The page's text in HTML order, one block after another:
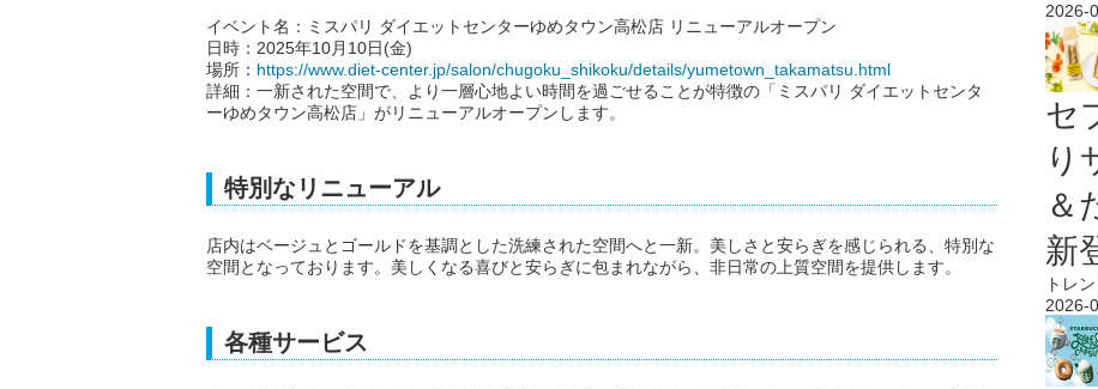
イベント名：ミスパリ ダイエットセンターゆめタウン高松店 リニューアルオープン
日時：2025年10月10日(金)
場所： https://www.diet-center.jp/salon/chugoku_shikoku/details/yumetown_takamatsu.html
詳細：一新された空間で、より一層心地よい時間を過ごせることが特徴の「ミスパリ ダイエットセンタ
ーゆめタウン高松店」がリニューアルオープンします。
特別なリニューアル
店内はベージュとゴールドを基調とした洗練された空間へと一新。美しさと安らぎを感じられる、特別な
空間となっております。美しくなる喜びと安らぎに包まれながら、非日常の上質空間を提供します。
各種サービス
2026-
セ
り
＆
新
トレ
2026-